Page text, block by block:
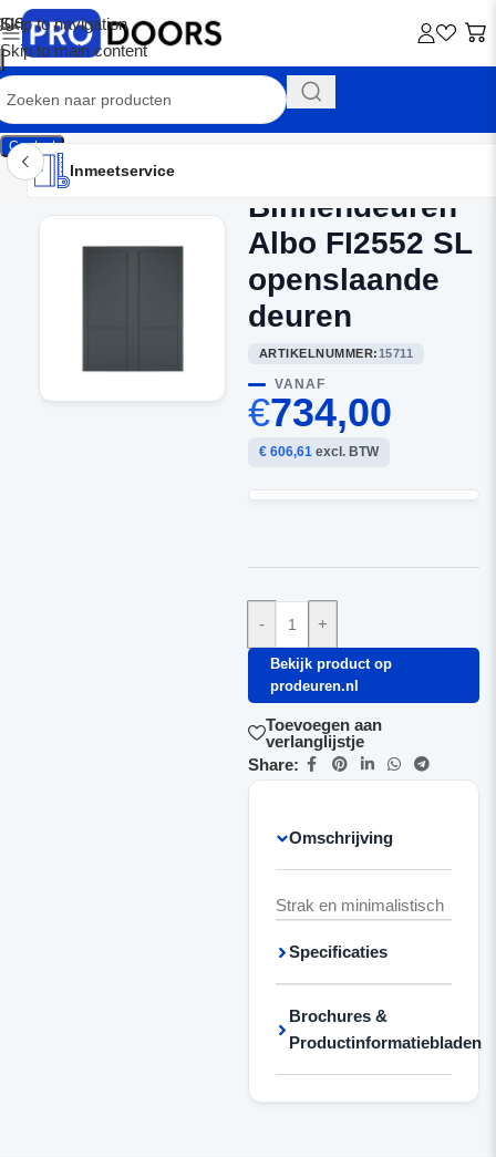
Skip to navigation
Skip to main content
Contact
Inmeetservice
Montageservice
Advies op maat
Showroom
Inmeetservice
Binnendeuren
Albo FI2552 SL
openslaande
deuren
ARTIKELNUMMER:15711
VANAF
€734,00
€ 606,61excl. BTW
- +
Bekijk product op
prodeuren.nl
Toevoegen aan
verlanglijstje
Share:
Omschrijving
Strak en minimalistisch
Specificaties
Brochures &
Productinformatiebladen